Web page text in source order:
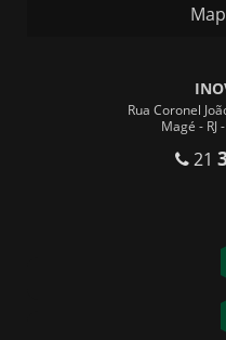
Rua Coronel
Magé - RJ
21